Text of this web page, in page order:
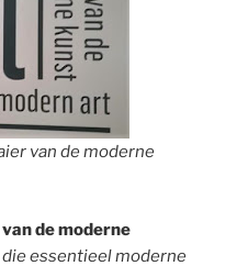
van de moderne
de moderne
essentieel moderne